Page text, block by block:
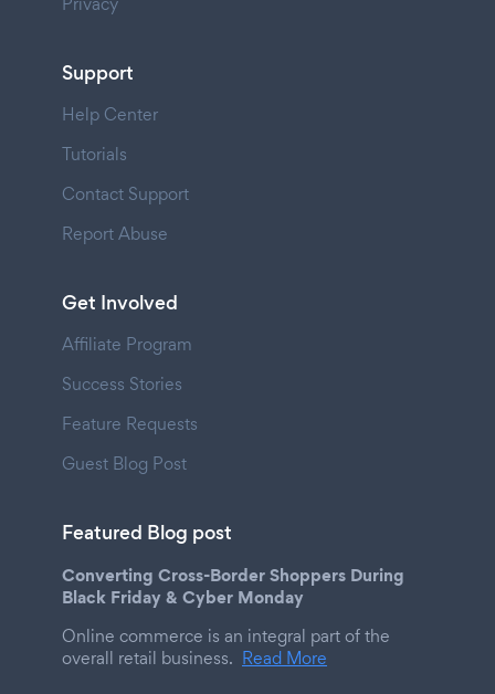
Support
Help Center
Tutorials
Contact Support
Report Abuse
Get Involved
Affiliate Program
Success Stories
Feature Requests
Guest Blog Post
Featured Blog post
Converting Cross-Border Shoppers During
Black Friday & Cyber Monday
Online commerce is an integral part of the
overall retail business. Read More